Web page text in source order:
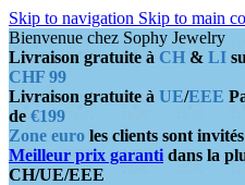
Skip to navigation Skip to main
Bienvenue chez Sophy Jewelry
Livraison gratuite à CH & LI
CHF 99
Livraison gratuite à UE/EEE
de €199
Zone euro les clients sont
Meilleur prix garanti dans la
CH/UE/EEE